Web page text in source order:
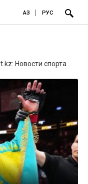
ҚАЗ РУС
Новости спорта